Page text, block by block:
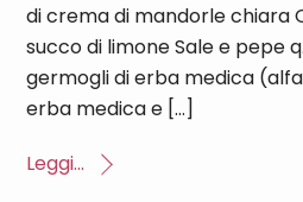
di crema di mandorle chiara
succo di limone Sale e pepe
germogli di erba medica
erba medica e […]
Leggi...